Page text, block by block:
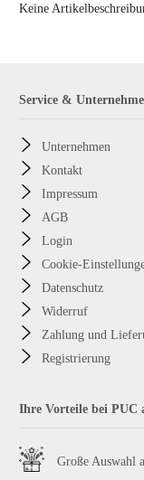
Keine
Service &
Unternehmen
Kontakt
Impressum
AGB
Login
Cookie-
Datenschutz
Widerruf
Zahlung und
Registrierung
Ihre Vorteile bei PUC
Große Auswahl